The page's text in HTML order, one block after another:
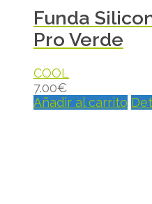
Funda
Pro Verde
COOL
7.00€
Añadir al carrito